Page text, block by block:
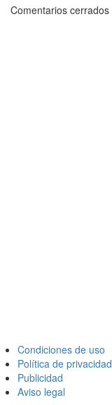
Comentarios cerrados
Condiciones de uso
Política de privacidad
Publicidad
Aviso legal